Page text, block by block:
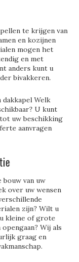
te krijgen van
en kozijnen
mogen het
en met
anders kunt u
bivakkeren.
dakkapel Welk
U kunt
uw beschikking
aanvragen
van uw
over uw wensen
zijn? Wilt u
kleine of grote
Wij als
graag en